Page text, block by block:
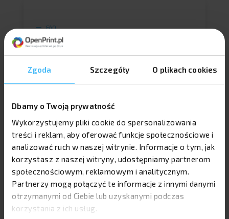
Zgoda Szczegóły O plikach cookies
Dbamy o Twoją prywatność
Wykorzystujemy pliki cookie do spersonalizowania
treści i reklam, aby oferować funkcje społecznościowe i
analizować ruch w naszej witrynie. Informacje o tym, jak
korzystasz z naszej witryny, udostępniamy partnerom
społecznościowym, reklamowym i analitycznym.
Partnerzy mogą połączyć te informacje z innymi danymi
otrzymanymi od Ciebie lub uzyskanymi podczas
korzystania z ich usług.
FAQ
Dzienny czy tygodniowy?
Który się lepiej sprawdzi?
Kalendarze książkowe to doskonałe narzędzie
dla osób, które cenią sobie organizację i
dziennym a tygodniowym zależy od
indywidualnych potrzeb użytkownika.
Kalendarz dzienny pozwala na szczegółowe
rozplanowanie każdego dnia, co jest idealne
dla osób, które mają wiele spotkań lub zadań
do zrealizowania. Z kolei kalendarz
tygodniowy oferuje szerszy widok na
nadchodzące dni, co ułatwia planowanie
długoterminowe i organizację pracy i życia
osobistego.